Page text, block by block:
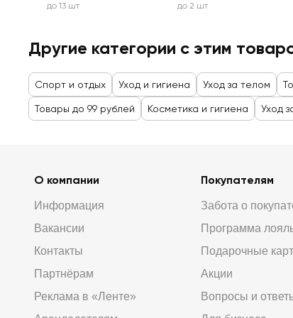
до 13 шт до 2 шт
Другие категории с этим
Спорт и отдых Уход и гигиена Уход за телом
Товары до 99 рублей Косметика и гигиена Уход
О компании
Информация
Вакансии
Контакты
Партнёрам
Реклама в «Ленте»
Покупателям
Забота о
Программа
Подарочные
Акции
Вопросы и